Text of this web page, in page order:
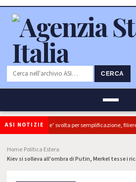
CERCA
ASI NOTIZIE
ok Camera e’ svolta per semplificazione, filiere
Home Politica Estera
Kiev si solleva all'ombra di Putin, Merkel tesse i